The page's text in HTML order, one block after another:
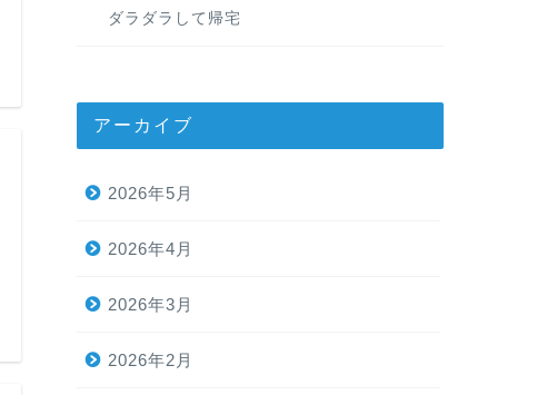
ダラダラして帰宅
アーカイブ
2026年5月
2026年4月
2026年3月
2026年2月